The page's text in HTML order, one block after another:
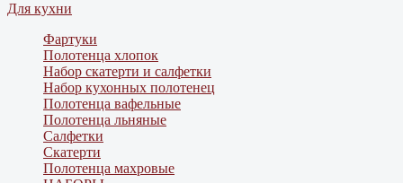
Для кухни
Фартуки
Полотенца хлопок
Набор скатерти и салфетки
Набор кухонных полотенец
Полотенца вафельные
Полотенца льняные
Салфетки
Скатерти
Полотенца махровые